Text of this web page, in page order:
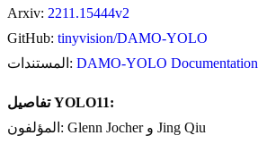
Arxiv: 2211.15444v2
GitHub: tinyvision/DAMO-YOLO
المستندات: DAMO-YOLO Documentation
تفاصيل YOLO11:
المؤلفون: Glenn Jocher و Jing Qiu